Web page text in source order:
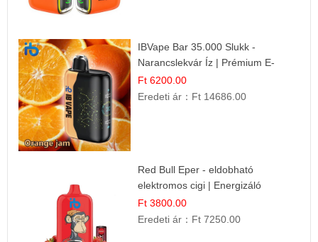
IBVape Bar 35.000 Slukk -
Narancslekvár Íz | Prémium E-
cigaretta
Ft 6200.00
Eredeti ár： Ft 14686.00
Red Bull Eper - eldobható
elektromos cigi | Energizáló
Gyümölcs Íz
Ft 3800.00
Eredeti ár： Ft 7250.00